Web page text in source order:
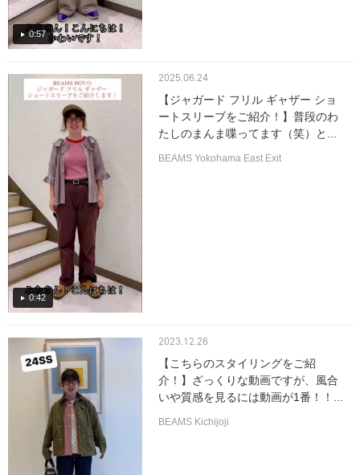
0:57
0:42
2025.06.24
【ジャガード フリル ギャザー ショ
ートスリーブをご紹介！】普段のわ
たしのまんま喋ってます（笑）と...
BEAMS Yokohama East Exit
2023.12.26
【こちらのスタイリングをご紹
介！】ざっくりな動画ですが、風合
いや質感を見るには動画が1番！！...
BEAMS Kichijoji